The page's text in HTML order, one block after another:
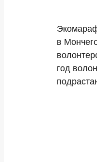
в
год